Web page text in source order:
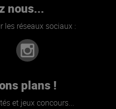
nous...
les réseaux sociaux :
plans !
et jeux concours...